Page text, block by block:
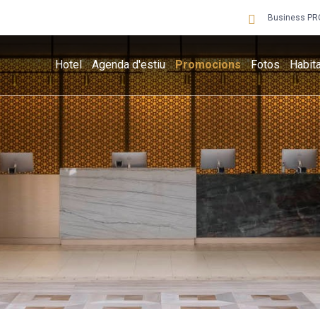
Business
Hotel Agenda d'estiu Promocions Fotos